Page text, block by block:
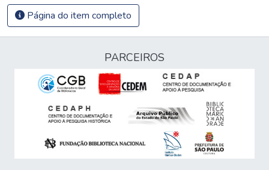
Página do item completo
PARCEIROS